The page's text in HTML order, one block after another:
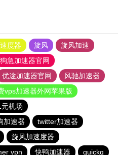
度器 旋风
旋风加速
狗急加速器官网
优途加速器官网
风驰加速器
vps加速器外网苹果版
元机场
加速器
twitter加速器
旋风加速度器
vpn 快鸭加速器 quickq